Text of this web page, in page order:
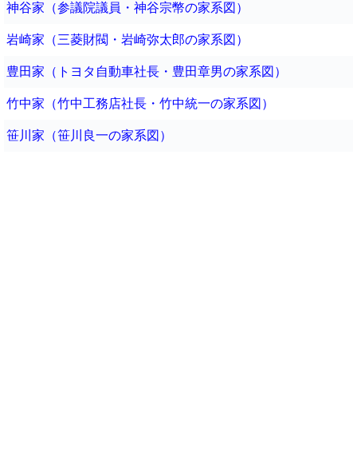
神谷家（参議院議員・神谷宗幣の家系図）
岩崎家（三菱財閥・岩崎弥太郎の家系図）
豊田家（トヨタ自動車社長・豊田章男の家系図）
竹中家（竹中工務店社長・竹中統一の家系図）
笹川家（笹川良一の家系図）